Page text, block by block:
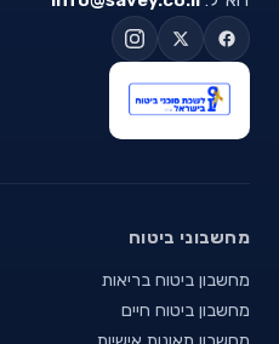
מחשבוני ביטוח
מחשבון ביטוח בריאות
מחשבון ביטוח חיים